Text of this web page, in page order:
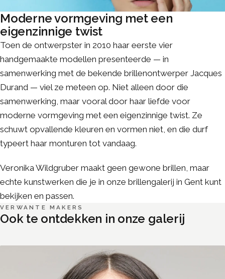
Moderne vormgeving met een
eigenzinnige twist
Toen de ontwerpster in 2010 haar eerste vier
handgemaakte modellen presenteerde — in
samenwerking met de bekende brillenontwerper Jacques
Durand — viel ze meteen op. Niet alleen door die
samenwerking, maar vooral door haar liefde voor
moderne vormgeving met een eigenzinnige twist. Ze
schuwt opvallende kleuren en vormen niet, en die durf
typeert haar monturen tot vandaag.
Veronika Wildgruber maakt geen gewone brillen, maar
echte kunstwerken die je in onze brillengalerij in Gent kunt
bekijken en passen.
VERWANTE MAKERS
Ook te ontdekken in onze galerij